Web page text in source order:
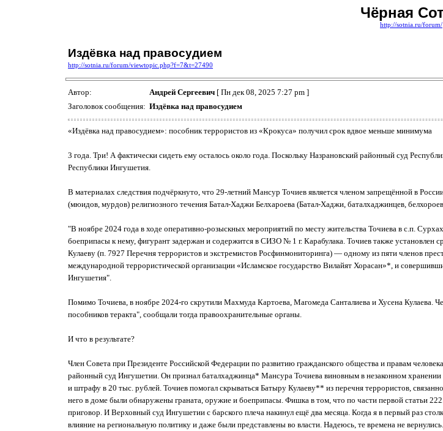
Чёрная
http://sotnia.ru/forum/
Издёвка над правосудием
http://sotnia.ru/forum/viewtopic.php?f=7&t=27490
Автор: Андрей Сергеевич [ Пн дек 08, 2025 7:27 pm ]
Заголовок сообщения: Издёвка над правосудием
«Издёвка над правосудием»: пособник террористов из «Крокуса» получил срок вдвое меньше минимума
3 года. Три! А фактически сидеть ему осталось около года. Поскольку Назрановский районный суд
Республики Ингушетия.
В материалах следствия подчёркнуто, что 29-летний Мансур Точиев является членом запрещённой в
(мюидов, мурдов) религиозного течения Батал-Хаджи Белхароева (Батал-Хаджи, баталхаджинцев,
"В ноябре 2024 года в ходе оперативно-розыскных мероприятий по месту жительства Точиева в с.п.
боеприпасы к нему, фигурант задержан и содержится в СИЗО № 1 г. Карабулака. Точиев также установлен
Кулаеву (п. 7927 Перечня террористов и экстремистов Росфинмониторинга) — одному из пяти членов
международной террористической организации «Исламское государство Вилайят Хорасан»*, и
Ингушетия".
Помимо Точиева, в ноябре 2024-го скрутили Махмуда Картоева, Магомеда Санталиева и Хусена Кулаева.
пособников теракта", сообщали тогда правоохранительные органы.
И что в результате?
Член Совета при Президенте Российской Федерации по развитию гражданского общества и правам
районный суд Ингушетии. Он признал баталхаджинца* Мансура Точиева виновным в незаконном
и штрафу в 20 тыс. рублей. Точиев помогал скрываться Батыру Кулаеву** из перечня террористов,
него в доме были обнаружены граната, оружие и боеприпасы. Фишка в том, что по части первой статьи
приговор. И Верховный суд Ингушетии с барского плеча накинул ещё два месяца. Когда я в первый раз
влияние на региональную политику и даже были представлены во власти. Надеюсь, те времена не